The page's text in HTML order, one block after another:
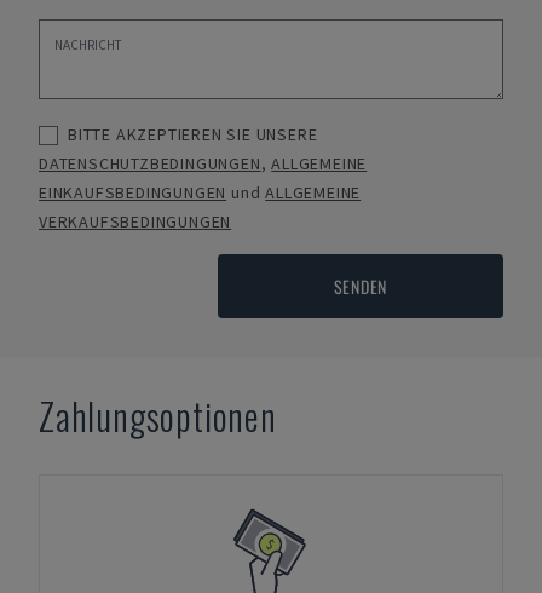
BITTE AKZEPTIEREN SIE UNSERE
DATENSCHUTZBEDINGUNGEN,ALLGEMEINE
EINKAUFSBEDINGUNGEN undALLGEMEINE
VERKAUFSBEDINGUNGEN
SENDEN
Zahlungsoptionen